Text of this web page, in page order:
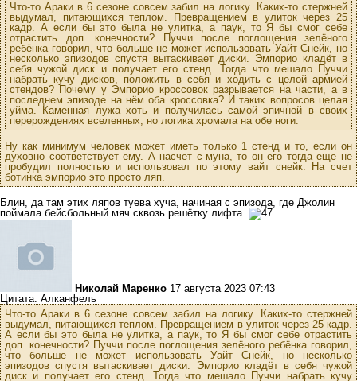
Что-то Араки в 6 сезоне совсем забил на логику. Каких-то стержней
выдумал, питающихся теплом. Превращением в улиток через 25
кадр. А если бы это была не улитка, а паук, то Я бы смог себе
отрастить доп. конечности? Пуччи после поглощения зелёного
ребёнка говорил, что больше не может использовать Уайт Снейк, но
несколько эпизодов спустя вытаскивает диски. Эмпорио кладёт в
себя чужой диск и получает его стенд. Тогда что мешало Пуччи
набрать кучу дисков, положить в себя и ходить с целой армией
стендов? Почему у Эмпорио кроссовок разрывается на части, а в
последнем эпизоде на нём оба кроссовка? И таких вопросов целая
уйма. Каменная лужа хоть и получилась самой эпичной в своих
перерождениях вселенных, но логика хромала на обе ноги.
Ну как минимум человек может иметь только 1 стенд и то, если он
духовно соответствует ему. А насчет с-муна, то он его тогда еще не
пробудил полностью и использовал по этому вайт снейк. На счет
ботинка эмпорио это просто ляп.
Блин, да там этих ляпов туева хуча, начиная с эпизода, где Джолин
поймала бейсбольный мяч сквозь решётку лифта.
Николай Маренко 17 августа 2023 07:43
Цитата: Алканфель
Что-то Араки в 6 сезоне совсем забил на логику. Каких-то стержней
выдумал, питающихся теплом. Превращением в улиток через 25 кадр.
А если бы это была не улитка, а паук, то Я бы смог себе отрастить
доп. конечности? Пуччи после поглощения зелёного ребёнка говорил,
что больше не может использовать Уайт Снейк, но несколько
эпизодов спустя вытаскивает диски. Эмпорио кладёт в себя чужой
диск и получает его стенд. Тогда что мешало Пуччи набрать кучу